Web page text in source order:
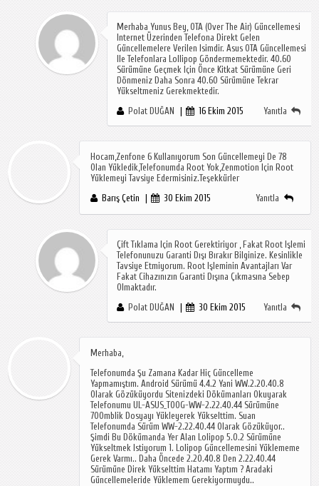
Merhaba Yunus Bey, OTA (over The Air) Güncellemesi
Internet Üzerinden Telefona Direkt Gelen
Güncellemelere Verilen Isimdir. Asus OTA Güncellemesi
Ile Telefonlara Lollipop Göndermemektedir. 40.60
Sürümüne Geçmek Için Önce Kitkat Sürümüne Geri
Dönmeniz Daha Sonra 40.60 Sürümüne Tekrar
Yükseltmeniz Gerekmektedir.
Polat DUĞAN
16 Ekim 2015 Yanıtla
Hocam,zenfone 6 Kullanıyorum Son Güncellemeyi De 78
Olan Yükledik,telefonumda Root Yok,zenmotion Için Root
Yüklemeyi Tavsiye Edermisiniz.Teşekkürler
Barış Çetin
30 Ekim 2015 Yanıtla
Çift Tıklama Için Root Gerektiriyor , Fakat Root Işlemi
Telefonunuzu Garanti Dışı Bırakır Bilginize. Kesinlikle
Tavsiye Etmiyorum. Root Işleminin Avantajları Var
Fakat Cihazınızın Garanti Dışına Çıkmasına Sebep
Olmaktadır.
Polat DUĞAN
30 Ekim 2015 Yanıtla
Merhaba,
Telefonumda Şu Zamana Kadar Hiç Güncelleme
Yapmamıştım. Android Sürümü 4.4.2 Yani WW.2.20.40.8
Olarak Gözüküyordu Sitenizdeki Dökümanları Okuyarak
Telefonumu UL-ASUS_T00G-WW-2.22.40.44 Sürümüne
700mblik Dosyayı Yükleyerek Yükselttim. Suan
Telefonumda Sürüm WW-2.22.40.44 Olarak Gözüküyor..
Şimdi Bu Dökümanda Yer Alan Lolipop 5.0.2 Sürümüne
Yükseltmek Istiyorum 1. Lolipop Güncellemesini Yüklememe
Gerek Varmı.. Daha Öncede 2.20.40.8 Den 2.22.40.44
Sürümüne Direk Yükselttim Hatamı Yaptım ? Aradaki
Güncellemeleride Yüklemem Gerekiyormuydu..